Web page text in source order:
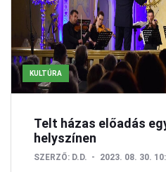
KULTÚRA
Telt házas előadás
helyszínen
SZERZŐ: D.D. 2023. 08. 30.